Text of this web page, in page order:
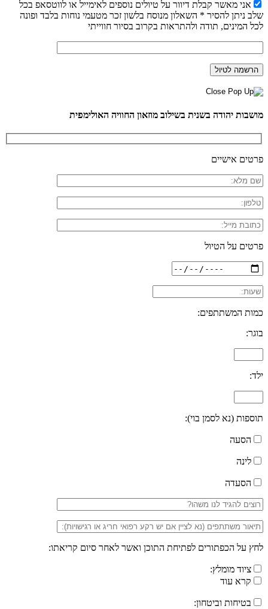
אני מאשר קבלת דיוור על טיולים נוספים לאימייל או לווטסאפ בכל
שלב ניתן להסיר * השאלון מנוסח בלשון זכר מטעמי נוחות בלבד ופונה
לכל המינים, תודה ולהתראות בקרוב בסיור חווייתי
מושבות יהודה בשנית בשילוב מוזאון החוויה האולימפית
פרטים אישיים
פרטים על הטיול
כמות המשתתפים:
בוגר:
ילד:
תוספות (נא לסמן בוי):
הסעה
לינה
הסעדה
לחץ על הכפתורים לפתיחת התוכן ואשר לאחר סיום קריאתו:
ציוד מומלץ:
קרא עוד
בטיחות וביטחון: